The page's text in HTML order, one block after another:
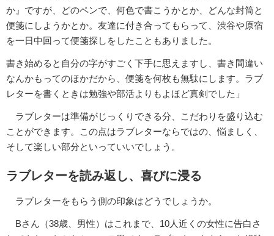
か』ですが、どのペンで、何色で書こうかとか、どんな封筒と
便箋にしようかとか。友達に付き合ってもらって、渋谷や原宿
を一日中回って便箋探しをしたこともありました。
書き始めると自分の字がすごく下手に思えますし、書き間違い
なんかもってのほかだから、便箋を何枚も無駄にします。ラブ
レターを書くときは勉強や部活よりもよほど真剣でした」
ラブレターは準備がじっくりできる分、こだわりを盛り込む
ことができます。この点はラブレターならではの、悩ましく、
そして楽しい部分といっていいでしょう。
ラブレターを読み返し、喜びに浸る
ラブレターをもらう側の印象はどうでしょうか。
Bさん（38歳、男性）はこれまで、10人近くの女性に告白さ